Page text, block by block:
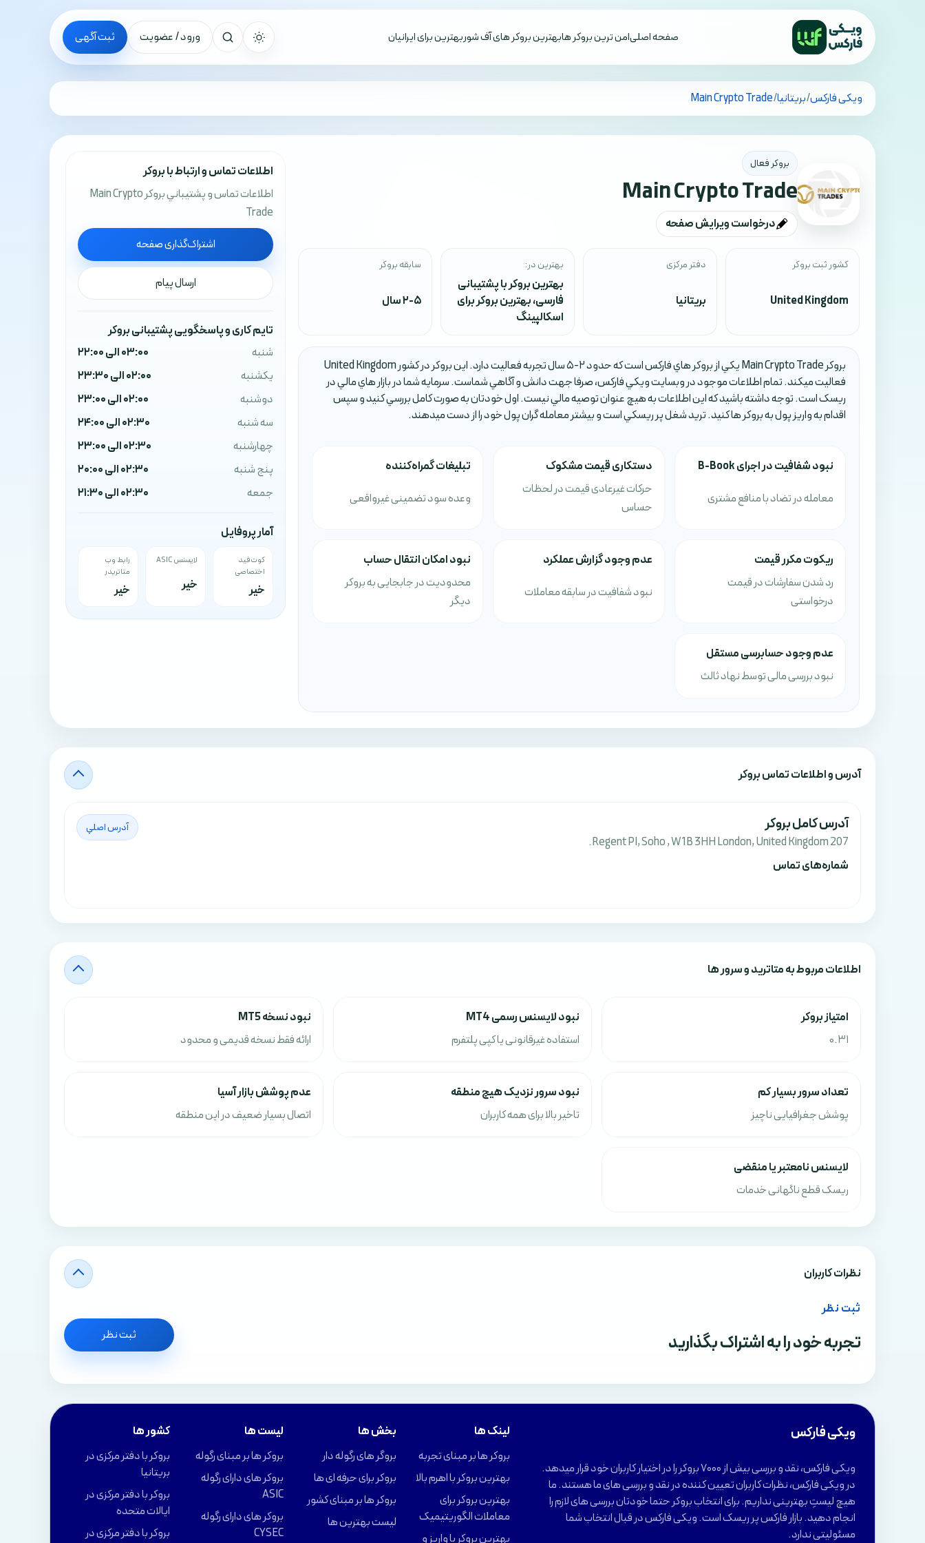
صفحه اصلیامن ترین بروکر هابهترین بروکر های آف شوربهترین برای ایرانیان ورود / عضویت ثبت آگهی
تمام کشورهاویکی فارکس/بریتانیا/
Main Crypto Trade
بروکر فعال
Main Crypto Trade
درخواست ویرایش صفحه
کشور ثبت بروکر
United Kingdom
دفتر مرکزی
بریتانیا
بهترین در:
بهترین بروکر با پشتیبانی
فارسی،بهترین بروکر برای
اسکالپینگ
سابقه بروکر
2-5 سال
بروکر Main Crypto Trade يکي از بروکر هاي فارکس است که حدود 2-5 سال تجربه فعاليت دارد. اين بروکر در کشور United Kingdom
فعاليت ميکند. تمام اطلاعات موجود در وبسايت ويکي فارکس، صرفا جهت دانش و آگاهي شماست. سرمايه شما در بازار هاي مالي در
ريسک است. توجه داشته باشيد که اين اطلاعات به هيچ عنوان توصيه مالي نيست. اول خودتان به صورت کامل بررسي کنيد و سپس
اقدام به واريز پول به بروکر ها کنيد. تريد شغل پر ريسکي است و بيشتر معامله گران پول خود را از دست ميدهند.
نبود شفافیت در اجرای B-Book
معامله در تضاد با منافع مشتری
دستکاری قیمت مشکوک
حرکات غیرعادی قیمت در لحظات
حساس
تبلیغات گمراه‌کننده
وعده سود تضمینی غیرواقعی
ریکوت مکرر قیمت
رد شدن سفارشات در قیمت
درخواستی
عدم وجود گزارش عملکرد
نبود شفافیت در سابقه معاملات
نبود امکان انتقال حساب
محدودیت در جابجایی به بروکر
دیگر
عدم وجود حسابرسی مستقل
نبود بررسی مالی توسط نهاد ثالث
اطلاعات تماس و ارتباط با بروکر
اطلاعات تماس و پشتيباني بروکر Main Crypto
Trade
اشتراک‌گذاری صفحه
ارسال پیام
تایم کاری و پاسخگویی پشتیبانی بروکر
شنبه
03:00 الی 22:00
یکشنبه
02:00 الی 23:30
دوشنبه
02:00 الی 23:00
سه شنبه
02:30 الی 24:00
چهارشنبه
02:30 الی 23:00
پنج شنبه
02:30 الی 20:00
جمعه
02:30 الی 21:30
آمار پروفایل
کوت‌فید
اختصاصی
خیر
لایسنس ASIC
خیر
رابط وب
متاتریدر
خیر
آدرس‌ و اطلاعات تماس بروکر
آدرس کامل بروکر
207 Regent PI, Soho , W1B 3HH London, United Kingdom.
آدرس اصلي
شماره‌های تماس
اطلاعات مربوط به متاترید و سرور ها
امتياز بروکر
0.31
نبود لایسنس رسمی MT4
استفاده غیرقانونی یا کپی پلتفرم
نبود نسخه MT5
ارائه فقط نسخه قدیمی و محدود
تعداد سرور بسیار کم
پوشش جغرافیایی ناچیز
نبود سرور نزدیک هیچ منطقه
تاخیر بالا برای همه کاربران
عدم پوشش بازار آسیا
اتصال بسیار ضعیف در این منطقه
لایسنس نامعتبر یا منقضی
ریسک قطع ناگهانی خدمات
نظرات کاربران
ثبت نظر
تجربه خود را به اشتراک بگذارید ثبت نظر
ویکی فارکس
ویکی فارکس، نقد و بررسی بیش از 7000 بروکر را در اختیار کاربران خود قرار میدهد.
در ویکی فارکس، نظرات کاربران تعیین کننده در نقد و بررسی های ما هستند. ما
هیچ لیستِ بهترینی نداریم. برای انتخاب بروکر حتما خودتان بررسی های لازم را
انجام دهید. بازار فارکس پر ریسک است. ویکی فارکس در قبال انتخاب شما
مسئولیتی ندارد.
لینک ها
بروکر ها بر مبنای تجربه
بهترین بروکر با اهرم بالا
بهترین بروکر برای
معاملات الگوریتیمیک
بهترین بروکر با واریز و
بخش ها
بروگر های رگوله دار
بروکر برای حرفه ای ها
بروکر ها بر مبنای کشور
لیست بهترین ها
لیست ها
بروکر ها بر مبنای رگوله
بروکر های دارای رگوله
ASIC
بروکر های دارای رگوله
CYSEC
کشور ها
بروکر با دفتر مرکزی در
بریتانیا
بروکر با دفتر مرکزی در
ایالات متحده
بروکر با دفتر مرکزی در